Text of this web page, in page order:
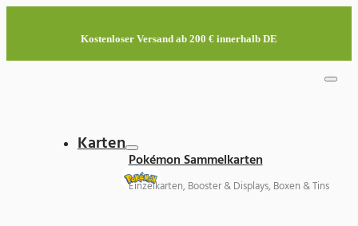
Kostenloser Versand ab 200 € innerhalb DE
Karten
Pokémon Sammelkarten
Einzelkarten, Booster & Displays, Boxen & Tins